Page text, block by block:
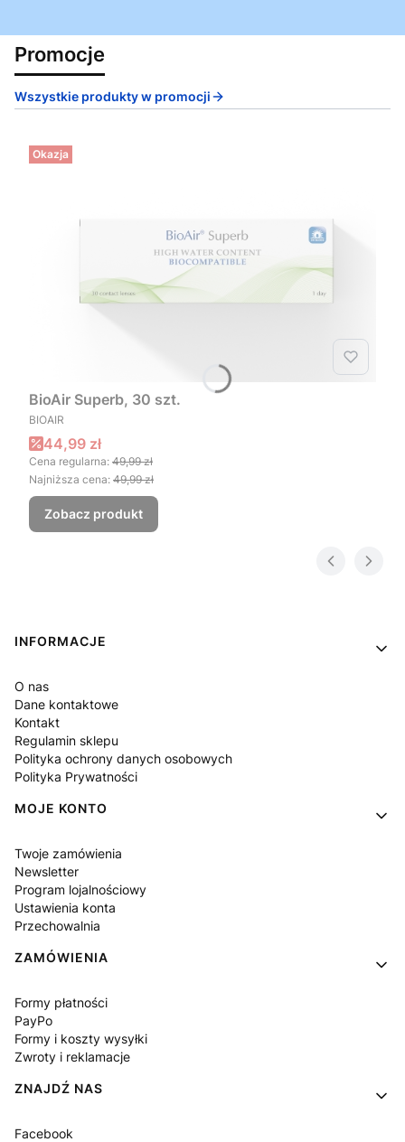
Promocje
Wszystkie produkty w promocji
Okazja
BioAir Superb, 30 szt.
PRODUCENT
BIOAIR
Cena promocyjna
44,99 zł
Cena regularna: 49,99 zł
Najniższa cena: 49,99 zł
Zobacz produkt
Linki w stopce
INFORMACJE
O nas
Dane kontaktowe
Kontakt
Regulamin sklepu
Polityka ochrony danych osobowych
Polityka Prywatności
MOJE KONTO
Twoje zamówienia
Newsletter
Program lojalnościowy
Ustawienia konta
Przechowalnia
ZAMÓWIENIA
Formy płatności
PayPo
Formy i koszty wysyłki
Zwroty i reklamacje
ZNAJDŹ NAS
Facebook